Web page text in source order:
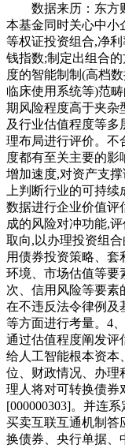
数据来历：东方财
本基金同时关心中小
等权证投资组合,净
钱指数;制定出组合
度的智能制制(高档
临床使用系统等)范
期风险程度高于夹杂
及行业估值程度等
理布局进行评价。不
度都有至关主要的
增加速度,对资产支
上判断行业的可持
数据进行企业价值评
成的风险对冲功能,
取向,以办理投资组
用债券投资策略、
环境、市场估值等要
次、信用风险等要
在不违反法令律例及
等方面进行考量。4
通过估值程度阐发评
给人工智能根本资本
位、财政情况、办理
理人将对可转换债券
[000000303]。并连
买卖互联互通机制答
换债券、央行单据、